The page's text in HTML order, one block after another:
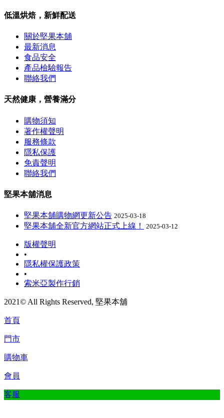
低溫烘焙，新鮮配送
關於堅果本舖
最新消息
食品安全
產品檢驗報告
聯絡我們
天然健康，營養滿分
購物須知
著作權聲明
服務條款
隱私保護
免責聲明
聯絡我們
堅果本舖消息
堅果本舖購物網更新公告 2025-03-18
堅果本舖全新官方網站正式上線！ 2025-03-12
版權聲明
•
隱私權保護政策
•
索米亞製作行銷
2021© All Rights Reserved, 堅果本舖
首頁
門市
購物車
會員
客服